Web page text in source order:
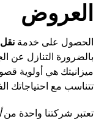
العروض
الحصول على خدمة
بالضرورة التنازل عن
ميزانيتك هي أولوية
تتناسب مع احتياجاتك
تعتبر شركتنا واحدة من